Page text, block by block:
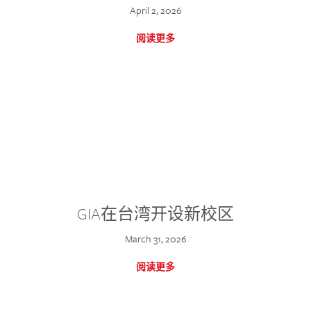
April 2, 2026
阅读更多
GIA在台湾开设新校区
March 31, 2026
阅读更多